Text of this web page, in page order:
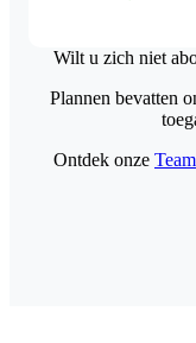
Wilt u zich niet
Plannen bevatten
Ontdek onze Team